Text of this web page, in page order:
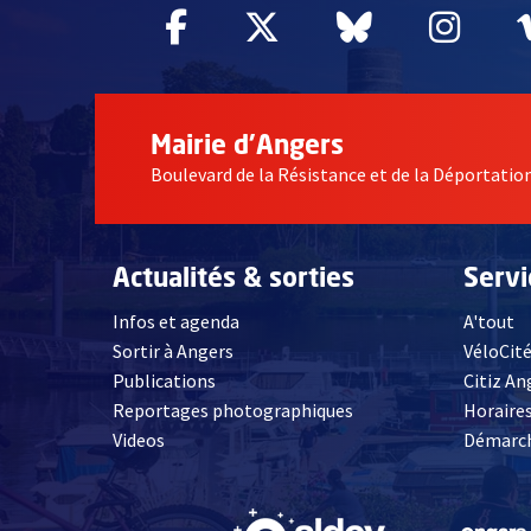
Facebook
, Ouvre une nouvelle
Twitter
, Ouvre une
Bluesky
, Ouvre
,
Mairie d'Angers
Boulevard de la Résistance et de la Déportation
Actualités & sorties
Infos et agenda
Sortir à Angers
Publications
Reportages photographiques
Videos, Ouvre une nouvelle fenêtre
A'tout
VéloCité
Citiz
, Ouvre une